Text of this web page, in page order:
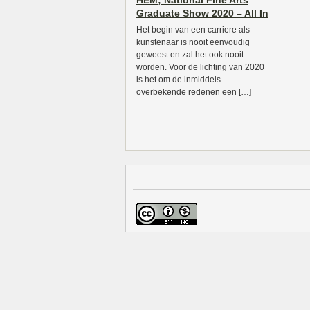
Graduate Show 2020 – All In
Het begin van een carriere als
kunstenaar is nooit eenvoudig
geweest en zal het ook nooit
worden. Voor de lichting van 2020
is het om de inmiddels
overbekende redenen een […]